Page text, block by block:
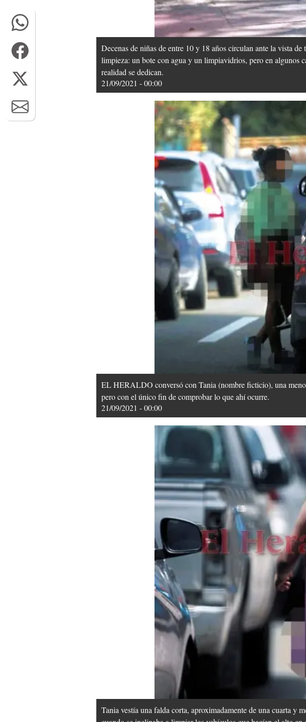
Decenas de niñas de entre 10 y 18 años circulan ante la vista
limpieza: un bote con agua y un limpiavidrios, pero en algunos
realidad se dedican.
21/09/2021 - 00:00
EL HERALDO conversó con Tania (nombre ficticio), una
pero con el único fin de comprobar lo que ahí ocurre.
21/09/2021 - 00:00
Tania vestía una falda corta, aproximadamente de una cuarta y